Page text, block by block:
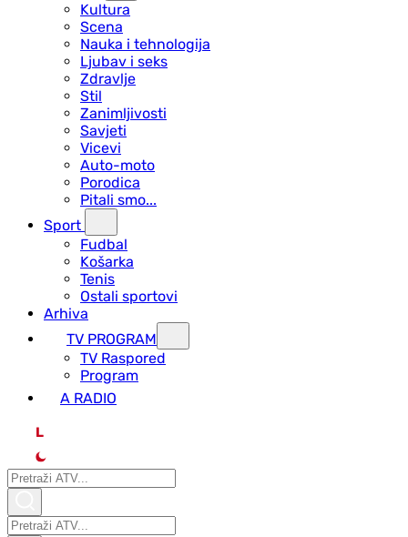
Kultura
Scena
Nauka i tehnologija
Ljubav i seks
Zdravlje
Stil
Zanimljivosti
Savjeti
Vicevi
Auto-moto
Porodica
Pitali smo...
Sport
Fudbal
Košarka
Tenis
Ostali sportovi
Arhiva
TV PROGRAM
ТV Raspored
Program
A RADIO
L